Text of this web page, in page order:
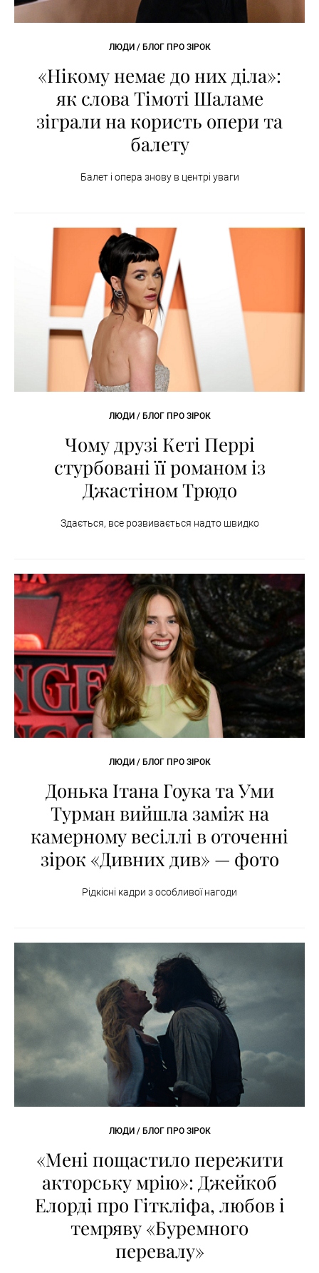
ЛЮДИ / БЛОГ ПРО ЗІРОК
«Нікому немає до них діла»:
як слова Тімоті Шаламе
зіграли на користь опери та
балету
Балет і опера знову в центрі уваги
ЛЮДИ / БЛОГ ПРО ЗІРОК
Чому друзі Кеті Перрі
стурбовані її романом із
Джастіном Трюдо
Здається, все розвивається надто швидко
ЛЮДИ / БЛОГ ПРО ЗІРОК
Донька Ітана Гоука та Уми
Турман вийшла заміж на
камерному весіллі в оточенні
зірок «Дивних див» — фото
Рідкісні кадри з особливої нагоди
ЛЮДИ / БЛОГ ПРО ЗІРОК
«Мені пощастило пережити
акторську мрію»: Джейкоб
Елорді про Гіткліфа, любов і
темряву «Буремного
перевалу»